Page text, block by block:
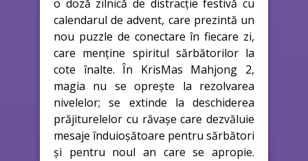
o doză zilnică de distracție festivă cu
calendarul de advent, care prezintă un
nou puzzle de conectare în fiecare zi,
care menține spiritul sărbătorilor la
cote înalte. În KrisMas Mahjong 2,
magia nu se oprește la rezolvarea
nivelelor; se extinde la deschiderea
prăjiturelelor cu răvașe care dezvăluie
mesaje înduioșătoare pentru sărbători
și pentru noul an care se apropie.